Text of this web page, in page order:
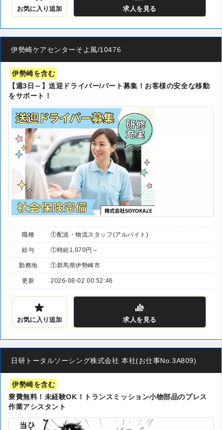
お気に入り追加 求人 を見る
伊勢崎ケアセンターそよ風/10476
伊勢崎を含む
【週3日～】送迎ドライバー/パート募集！お客様の安全な移動
をサポート！
職種 ①配送・物流スタッフ(アルバイト)
給与 ①時給1,070円～
勤務地 ①群馬県伊勢崎市
更新 2026-08-02 00:52:46
お気に入り追加 求人 を見る
日研トータルソーシング株式会社 本社(お仕事No.3A809)
伊勢崎を含む
寮費無料！未経験OK！トランスミッション小物部品のプレス
作業アシスタント